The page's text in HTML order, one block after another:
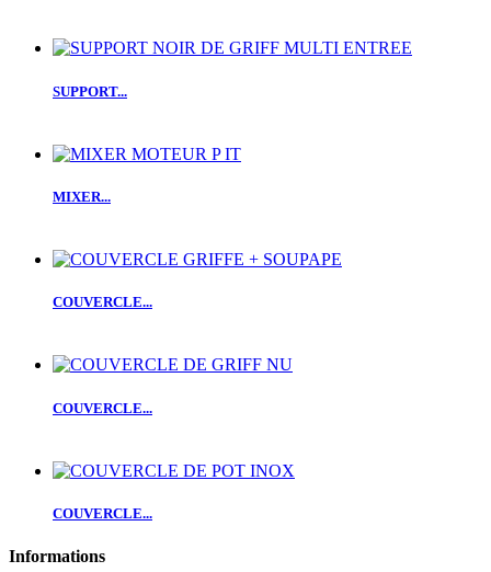
SUPPORT...
MIXER...
COUVERCLE...
COUVERCLE...
COUVERCLE...
Informations